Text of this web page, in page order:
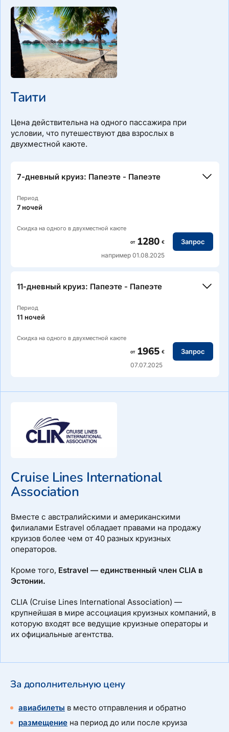
Святой Анны, Праслен
Маршрут: Маэ/Виктория — остров Святой Анны — Курьёз
Святой Анны, Праслен — Фелисите — Ла-Диг — Муайен
— Маэ/Виктория
Таити
Цена действительна на одного пассажира при
условии, что путешествуют два взрослых в
двухместной каюте.
7-дневный круиз: Папеэте - Папеэте
Период
7 ночей
Скидка на одного в двухместной каюте
от 1280 €
например 01.08.2025
Запрос
Бора Бора — Хуахине — Папеэте, Таити
11-дневный круиз: Папеэте - Папеэте
Период
11 ночей
Скидка на одного в двухместной каюте
от 1965 €
07.07.2025
Запрос
Маршрут: Папеэте, Таити — Мурея — Хиахине — Бора
Cruise Lines International
Association
Вместе с австралийскими и американскими
филиалами Estravel обладает правами на продажу
круизов более чем от 40 разных круизных
операторов.
Кроме того, Estravel — единственный член CLIA в
Эстонии.
CLIA (Cruise Lines International Association) —
крупнейшая в мире ассоциация круизных компаний, в
которую входят все ведущие круизные операторы и
их официальные агентства.
За дополнительную цену
авиабилеты в место отправления и обратно
размещение на период до или после круиза